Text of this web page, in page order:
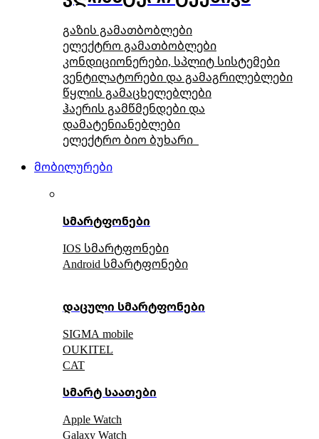
გაზის გამათბობლები
ელექტრო გამათბობლები
კონდიციონერები, სპლიტ სისტემები
ვენტილატორები და გამაგრილებლები
წყლის გამაცხელებლები
ჰაერის გამწმენდები და
დამატენიანებლები
ელექტრო ბიო ბუხარი
მობილურები
სმარტფონები
IOS სმარტფონები
Android სმარტფონები
დაცული სმარტფონები
SIGMA mobile
OUKITEL
CAT
სმარტ საათები
Apple Watch
Galaxy Watch